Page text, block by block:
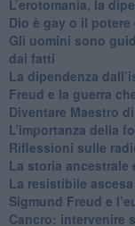
L’erotomania, la
​Dio è gay o il potere
​Gli uomini sono
dai fatti
La dipendenza
​Freud e la guerra
​Diventare Maestro
L’importanza della
Riflessioni sulle
​La storia ancestrale
​La resistibile
Sigmund Freud e
Cancro: intervenire